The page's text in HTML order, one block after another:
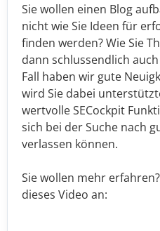
Sie wollen einen Blog
nicht wie Sie Ideen für
finden werden? Wie Sie
dann schlussendlich
Fall haben wir gute
wird Sie dabei
wertvolle SECockpit
sich bei der Suche nach
verlassen können.
Sie wollen mehr
dieses Video an: